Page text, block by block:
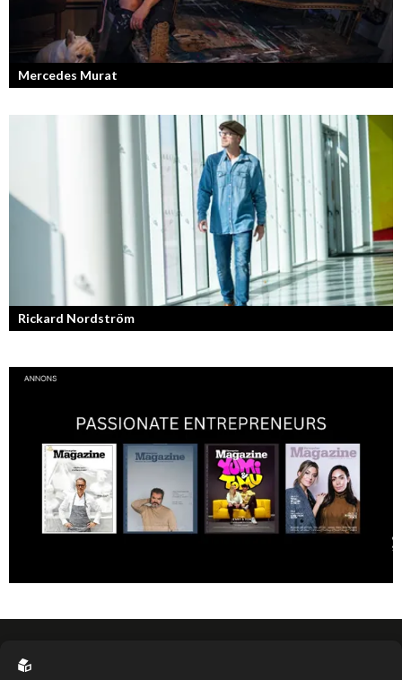
Mercedes Murat
Konstnären som balanserar känslofylld konst med hårt fysiskt arbete.
Rickard Nordström
Läraren som omfamnar sociala medier.